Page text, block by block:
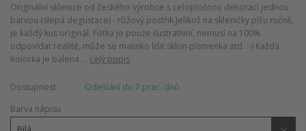
Originální sklenice od českého výrobce s celoplošnou dekorací jednou
barvou (slepá degustace) - růžový postřik.Jelikož na skleničky píšu ručně,
je každý kus originál. Fotka je pouze ilustrativní, nemusí na 100%
odpovídat realitě, může se malinko lišit sklon písmenka atd. :-) Každá
Kolorka je balena ... celý popis
Dostupnost
Odeslání do 7 prac. dnů
Barva nápisu